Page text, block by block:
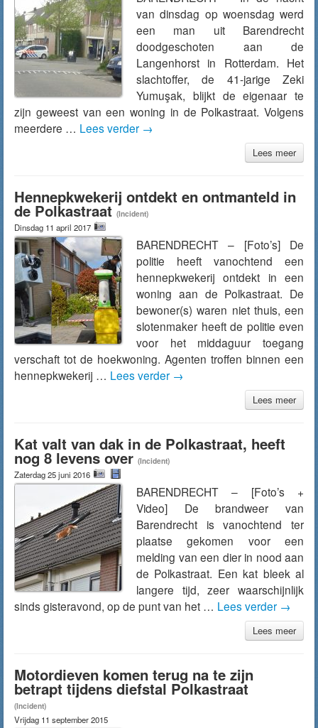
van dinsdag op woensdag werd
een man uit Barendrecht
doodgeschoten aan de
Langenhorst in Rotterdam. Het
slachtoffer, de 41-jarige Zeki
Yumuşak, blijkt de eigenaar te
zijn geweest van een woning in de Polkastraat. Volgens
meerdere … Lees verder →
Lees meer
Hennepkwekerij ontdekt en ontmanteld in
de Polkastraat (Incident)
Dinsdag 11 april 2017
BARENDRECHT – [Foto’s] De
politie heeft vanochtend een
hennepkwekerij ontdekt in een
woning aan de Polkastraat. De
bewoner(s) waren niet thuis, een
slotenmaker heeft de politie even
voor het middaguur toegang
verschaft tot de hoekwoning. Agenten troffen binnen een
hennepkwekerij … Lees verder →
Lees meer
Kat valt van dak in de Polkastraat, heeft
nog 8 levens over (Incident)
Zaterdag 25 juni 2016
BARENDRECHT – [Foto’s +
Video] De brandweer van
Barendrecht is vanochtend ter
plaatse gekomen voor een
melding van een dier in nood aan
de Polkastraat. Een kat bleek al
langere tijd, zeer waarschijnlijk
sinds gisteravond, op de punt van het … Lees verder →
Lees meer
Motordieven komen terug na te zijn
betrapt tijdens diefstal Polkastraat
(Incident)
Vrijdag 11 september 2015